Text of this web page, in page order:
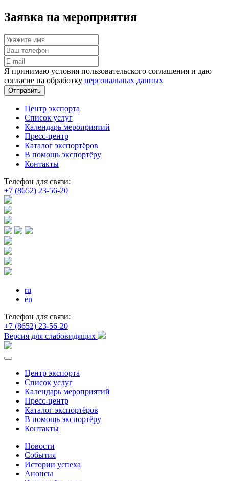
Заявка на мероприятия
Я принимаю условия пользовательского соглашения и даю
согласие на обработку персональных данных
Отправить
Центр экспорта
Список услуг
Календарь мероприятий
Пресс-центр
Каталог экспортёров
В помощь экспортёру
Контакты
Телефон для связи:
+7 (8652) 23-56-20
ru
en
Телефон для связи:
+7 (8652) 23-56-20
Версия для слабовидящих
Центр экспорта
Список услуг
Календарь мероприятий
Пресс-центр
Каталог экспортёров
В помощь экспортёру
Контакты
Новости
События
Истории успеха
Анонсы